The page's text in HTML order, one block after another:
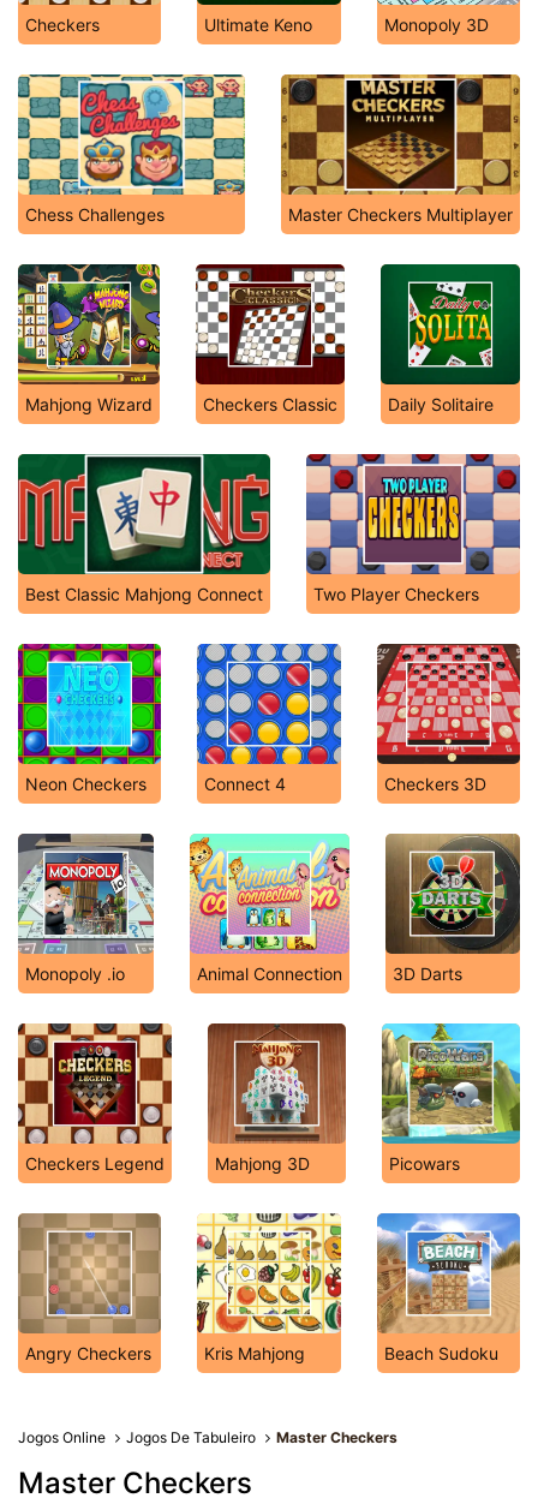
Checkers Ultimate Keno Monopoly 3D
Chess Challenges Master Checkers Multiplayer
Mahjong Wizard Checkers Classic Daily Solitaire
Best Classic Mahjong Connect Two Player Checkers
Neon Checkers Connect 4 Checkers 3D
Monopoly .io Animal Connection 3D Darts
Checkers Legend Mahjong 3D Picowars
Angry Checkers Kris Mahjong Beach Sudoku
Jogos Online Jogos De Tabuleiro Master Checkers
Master Checkers